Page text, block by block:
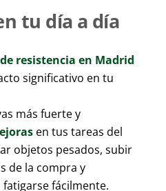
tu día a día
resistencia en Madrid
significativo en tu
más fuerte y
en tus tareas del
objetos pesados, subir
de la compra y
fácilmente.